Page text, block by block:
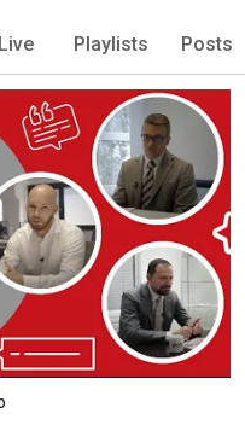
Live Playlists Posts